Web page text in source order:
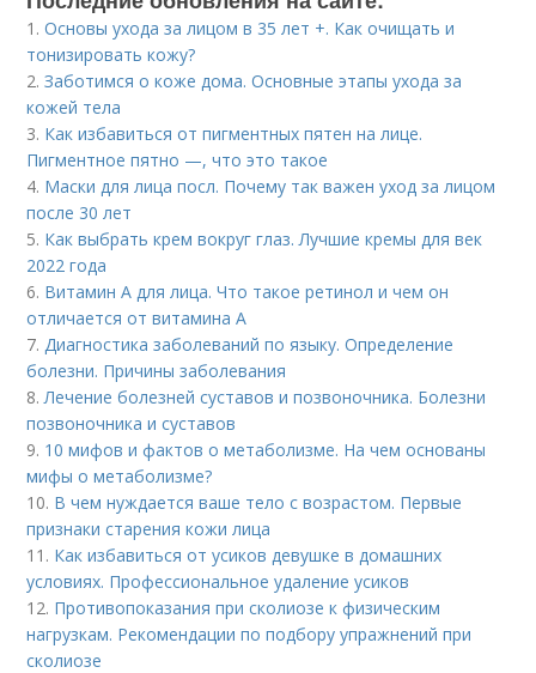
1.Основы ухода за лицом в 35 лет +. Как очищать и
тонизировать кожу?
2.Заботимся о коже дома. Основные этапы ухода за
кожей тела
3. Как избавиться от пигментных пятен на лице.
Пигментное пятно —, что это такое
4. Маски для лица посл. Почему так важен уход за лицом
после 30 лет
5. Как выбрать крем вокруг глаз. Лучшие кремы для век
2022 года
6. Витамин A для лица. Что такое ретинол и чем он
отличается от витамина А
7.Диагностика заболеваний по языку. Определение
болезни. Причины заболевания
8.Лечение болезней суставов и позвоночника. Болезни
позвоночника и суставов
9. 10 мифов и фактов о метаболизме. На чем основаны
мифы о метаболизме?
10. В чем нуждается ваше тело с возрастом. Первые
признаки старения кожи лица
11. Как избавиться от усиков девушке в домашних
условиях. Профессиональное удаление усиков
12. Противопоказания при сколиозе к физическим
нагрузкам. Рекомендации по подбору упражнений при
сколиозе